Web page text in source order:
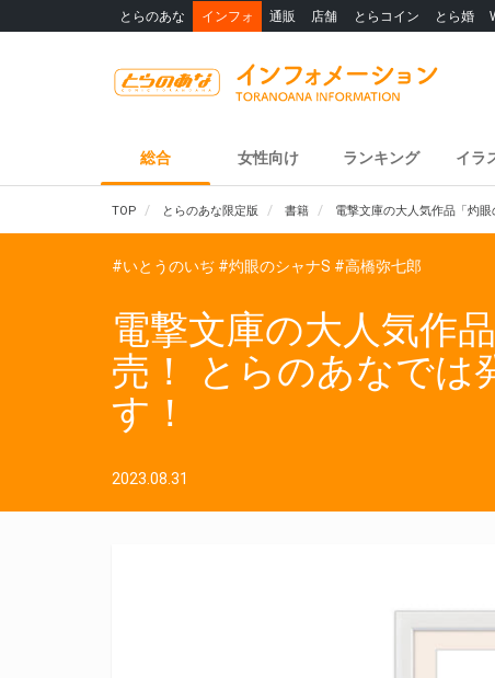
とらのあな インフォ 通販 店舗 とらコイン とら婚
総合 女性向け ランキング イラ
TOP とらのあな限定版 書籍 電撃文庫の大人気作品「灼
#いとうのいぢ #灼眼のシャナS #高橋弥七郎
電撃文庫の大人気作
売！ とらのあなでは
す！
2023.08.31